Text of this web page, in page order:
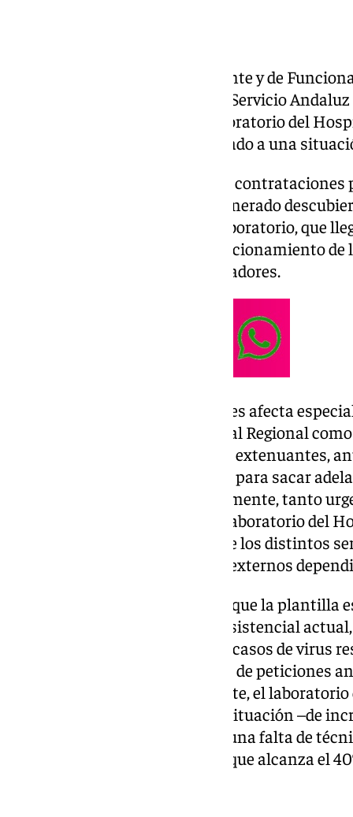
La Central Sindical Independiente y de
sindical multiprofesional en el Servicio Andaluz
de personal que arrastra el Laboratorio del
los últimos meses y que ha llegado a una
Los recortes mantenidos en las
han generado
de técnicos especialistas en Laboratorio, que
comprometiendo el normal funcionamiento
sobrecarga laboral de los trabajadores.
Este déficit en las contrataciones afecta
en laboratorio tanto del Hospital Regional
trabajadores afrontan jornadas extenuantes,
permisos y una elevada presión para sacar
analíticas que se reciben diariamente, tanto
mencionar que a la unidad de Laboratorio del
peticiones procedentes tanto de los distintos
como de los centros sanitarios externos
CSIF Sanidad Málaga denuncia que la
para dar abasto a la demanda asistencial
la afluencia en las urgencias de casos de virus
también directas en el volumen de peticiones
están desbordados. Precisamente, el
Regional está afrontando esta situación –de
procedentes de urgencias- con una falta de
servicios y en todos los turnos, que alcanza el